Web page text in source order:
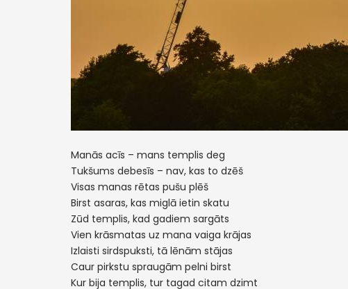
Manās acīs – mans templis deg
Tukšums debesīs – nav, kas to dzēš
Visas manas rētas pušu plēš
Birst asaras, kas miglā ietin skatu
Zūd templis, kad gadiem sargāts
Vien krāsmatas uz mana vaiga krājas
Izlaisti sirdspuksti, tā lēnām stājas
Caur pirkstu spraugām pelni birst
Kur bija templis, tur tagad citam dzimt